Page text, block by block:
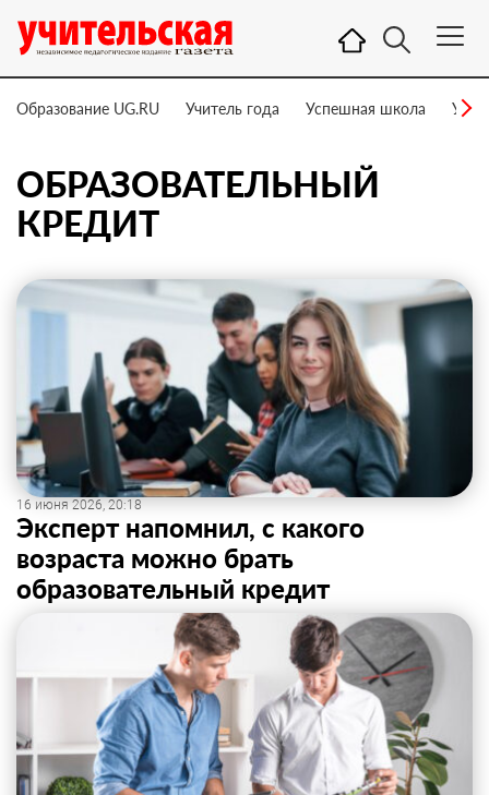
Образование UG.RU Учитель года Успешная школа
ОБРАЗОВАТЕЛЬНЫЙ
КРЕДИТ
16 июня 2026, 20:18
Эксперт напомнил, с какого
возраста можно брать
образовательный кредит